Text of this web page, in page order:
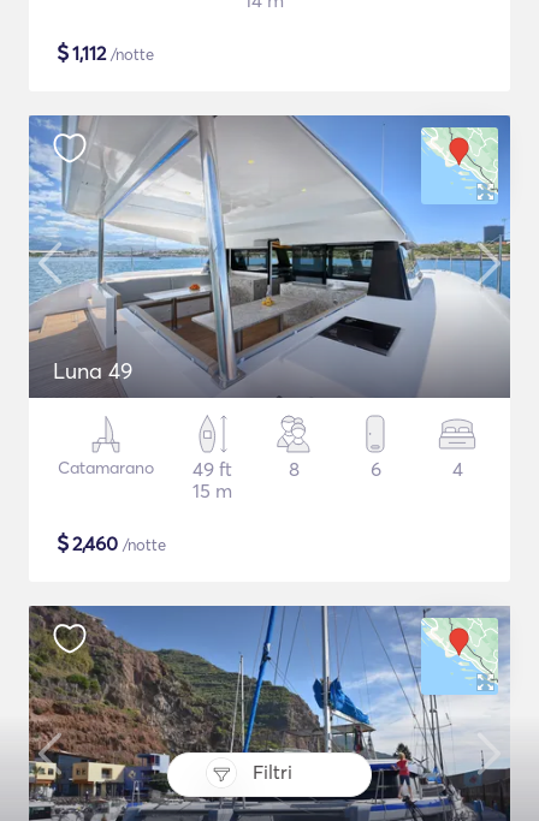
Filtri
$1,112/notte
Luna 49
Catamarano
49 ft
15 m
8 6 4
$2,460 /notte